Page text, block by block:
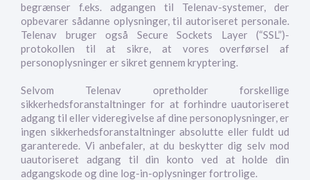
begrænser f.eks. adgangen til Telenav-systemer, der
opbevarer sådanne oplysninger, til autoriseret personale.
Telenav bruger også Secure Sockets Layer (“SSL”)-
protokollen til at sikre, at vores overførsel af
personoplysninger er sikret gennem kryptering.
Selvom Telenav opretholder forskellige
sikkerhedsforanstaltninger for at forhindre uautoriseret
adgang til eller videregivelse af dine personoplysninger, er
ingen sikkerhedsforanstaltninger absolutte eller fuldt ud
garanterede. Vi anbefaler, at du beskytter dig selv mod
uautoriseret adgang til din konto ved at holde din
adgangskode og dine log-in-oplysninger fortrolige.